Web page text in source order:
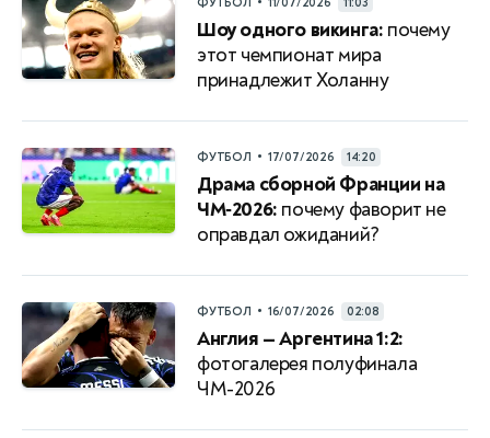
ФУТБОЛ 11/07/2026 11:03
Шоу одного викинга: почему
этот чемпионат мира
принадлежит Холанну
ФУТБОЛ • 17/07/2026 14:20
Драма сборной Франции на
ЧМ‑2026: почему фаворит не
оправдал ожиданий?
ФУТБОЛ • 16/07/2026 02:08
Англия — Аргентина 1:2:
фотогалерея полуфинала
ЧМ-2026